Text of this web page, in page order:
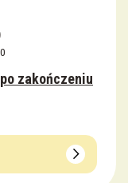
zakończeniu